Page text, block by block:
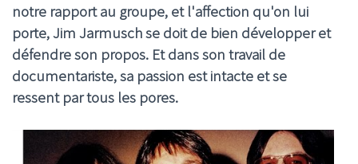
notre rapport au groupe, et l'affection qu'on lui
porte, Jim Jarmusch se doit de bien développer et
défendre son propos. Et dans son travail de
documentariste, sa passion est intacte et se
ressent par tous les pores.